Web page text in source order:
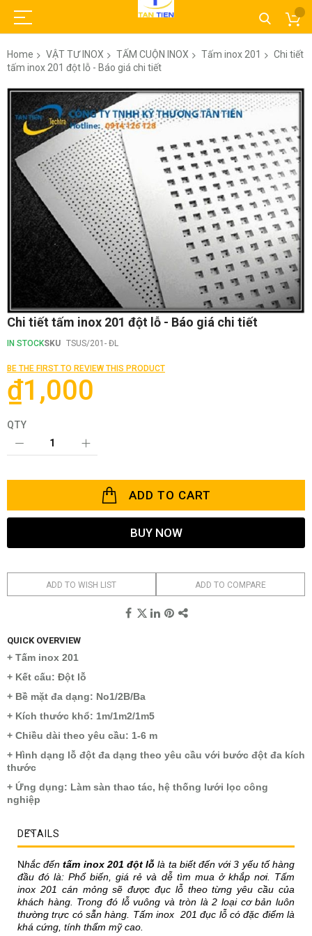
Home VẬT TƯ INOX TẤM CUỘN INOX Tấm inox 201
Chi tiết
tấm inox 201 đột lỗ - Báo giá chi tiết
Skip
to
the
end
of
the
images
gallery
Skip
the
of
the
images
gallery
Chi tiết tấm inox 201 đột lỗ - Báo giá chi tiết
IN STOCKSKU TSUS/201- ĐL
BE THE FIRST TO REVIEW THIS PRODUCT
₫1,000
QTY
ADD TO CART
BUY NOW
ADD TO WISH LIST ADD TO COMPARE
QUICK OVERVIEW
+ Tấm inox 201
+ Kết cấu: Đột lỗ
+ Bề mặt đa dạng: No1/2B/Ba
+ Kích thước khổ: 1m/1m2/1m5
+ Chiều dài theo yêu cầu: 1-6 m
+ Hình dạng lỗ đột đa dạng theo yêu cầu với bước đột đa kích
thước
+ Ứng dụng: Làm sàn thao tác, hệ thống lưới lọc công
nghiệp
DETAILS
Nhắc đếntấm inox 201 đột lỗ là ta biết đến với 3 yếu tố hàng
đầu đó là: Phổ biến, giá rẻ và dễ tìm mua ở khắp nơi. Tấm
inox 201 cán mỏng sẽ được đục lỗ theo từng yêu cầu của
khách hàng. Trong đó lỗ vuông và tròn là 2 loại cơ bản luôn
thường trực có sẵn hàng. Tấm inox 201 đục lỗ có đặc điểm là
khá cứng, tính thẩm mỹ cao.